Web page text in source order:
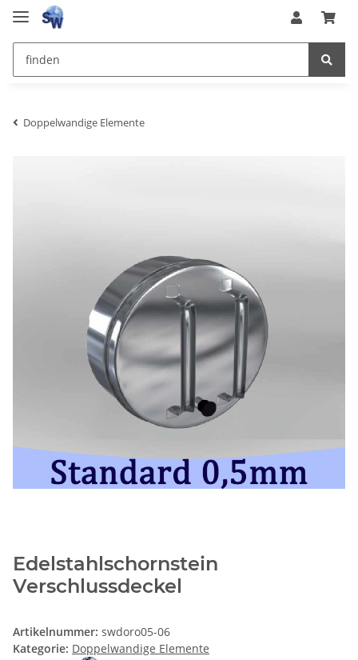
Doppelwandige Elemente
Edelstahlschornstein
Verschlussdeckel
Artikelnummer: swdoro05-06
Kategorie: Doppelwandige Elemente